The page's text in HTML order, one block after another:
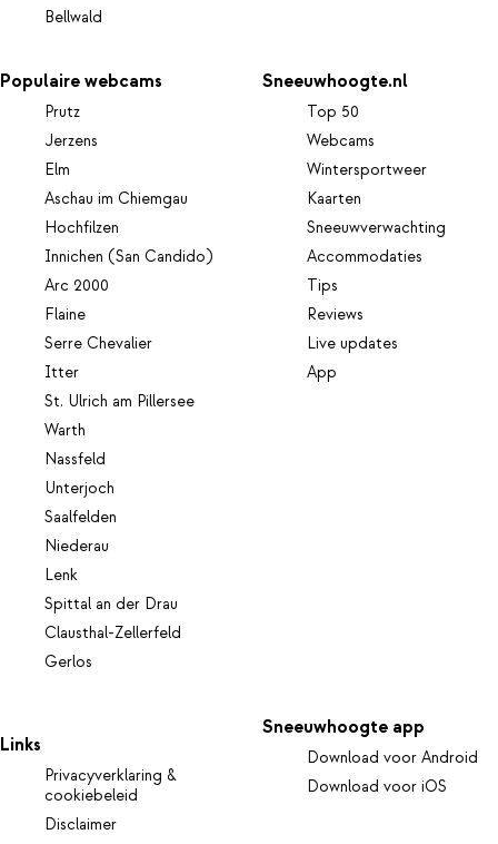
Bellwald
Populaire webcams
Prutz
Jerzens
Elm
Aschau im Chiemgau
Hochfilzen
Innichen (San Candido)
Arc 2000
Flaine
Serre Chevalier
Itter
St. Ulrich am Pillersee
Warth
Nassfeld
Unterjoch
Saalfelden
Niederau
Lenk
Spittal an der Drau
Clausthal-Zellerfeld
Gerlos
Sneeuwhoogte.nl
Top 50
Webcams
Wintersportweer
Kaarten
Sneeuwverwachting
Accommodaties
Tips
Reviews
Live updates
App
Links
Privacyverklaring &
cookiebeleid
Disclaimer
Sneeuwhoogte app
Download voor Android
Download voor iOS